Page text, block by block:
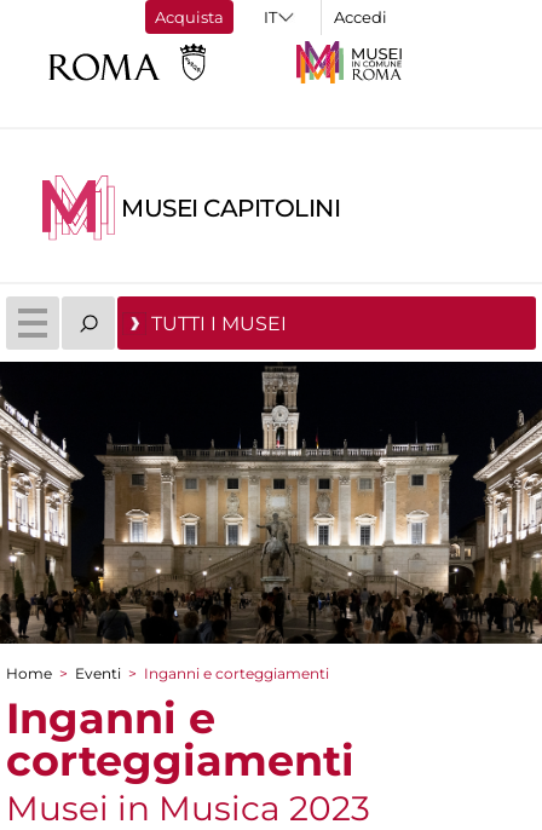
Acquista Accedi
MUSEI CAPITOLINI
TUTTI I MUSEI
Tu sei qui
Home > Eventi > Inganni e corteggiamenti
Inganni e
corteggiamenti
Musei in Musica 2023